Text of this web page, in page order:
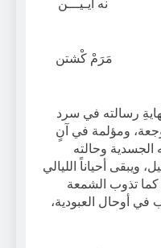
نه آيـيـــن
هــمي مَرَمْ كْشتن
رسالته في سرد
ومؤلمة في آنٍ
الجسدية وحالته
ويبقى أحياناً الليالي
كما تذوب الشمعة
أوحال العبودية،